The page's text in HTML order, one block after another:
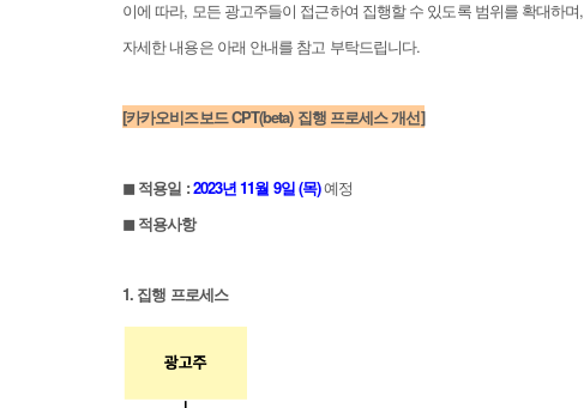
이에 따라, 모든 광고주들이 접근하여 집행할 수 있도록 범위를 확대하며,
자세한 내용은 아래 안내를 참고 부탁드립니다.
[카카오비즈보드 CPT(beta) 집행 프로세스 개선]
◼︎ 적용일 :2023년 11월 9일 (목)예정
◼︎ 적용사항
1. 집행 프로세스